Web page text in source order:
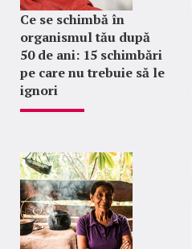
Ce se schimbă în
organismul tău după
50 de ani: 15 schimbări
pe care nu trebuie să le
ignori